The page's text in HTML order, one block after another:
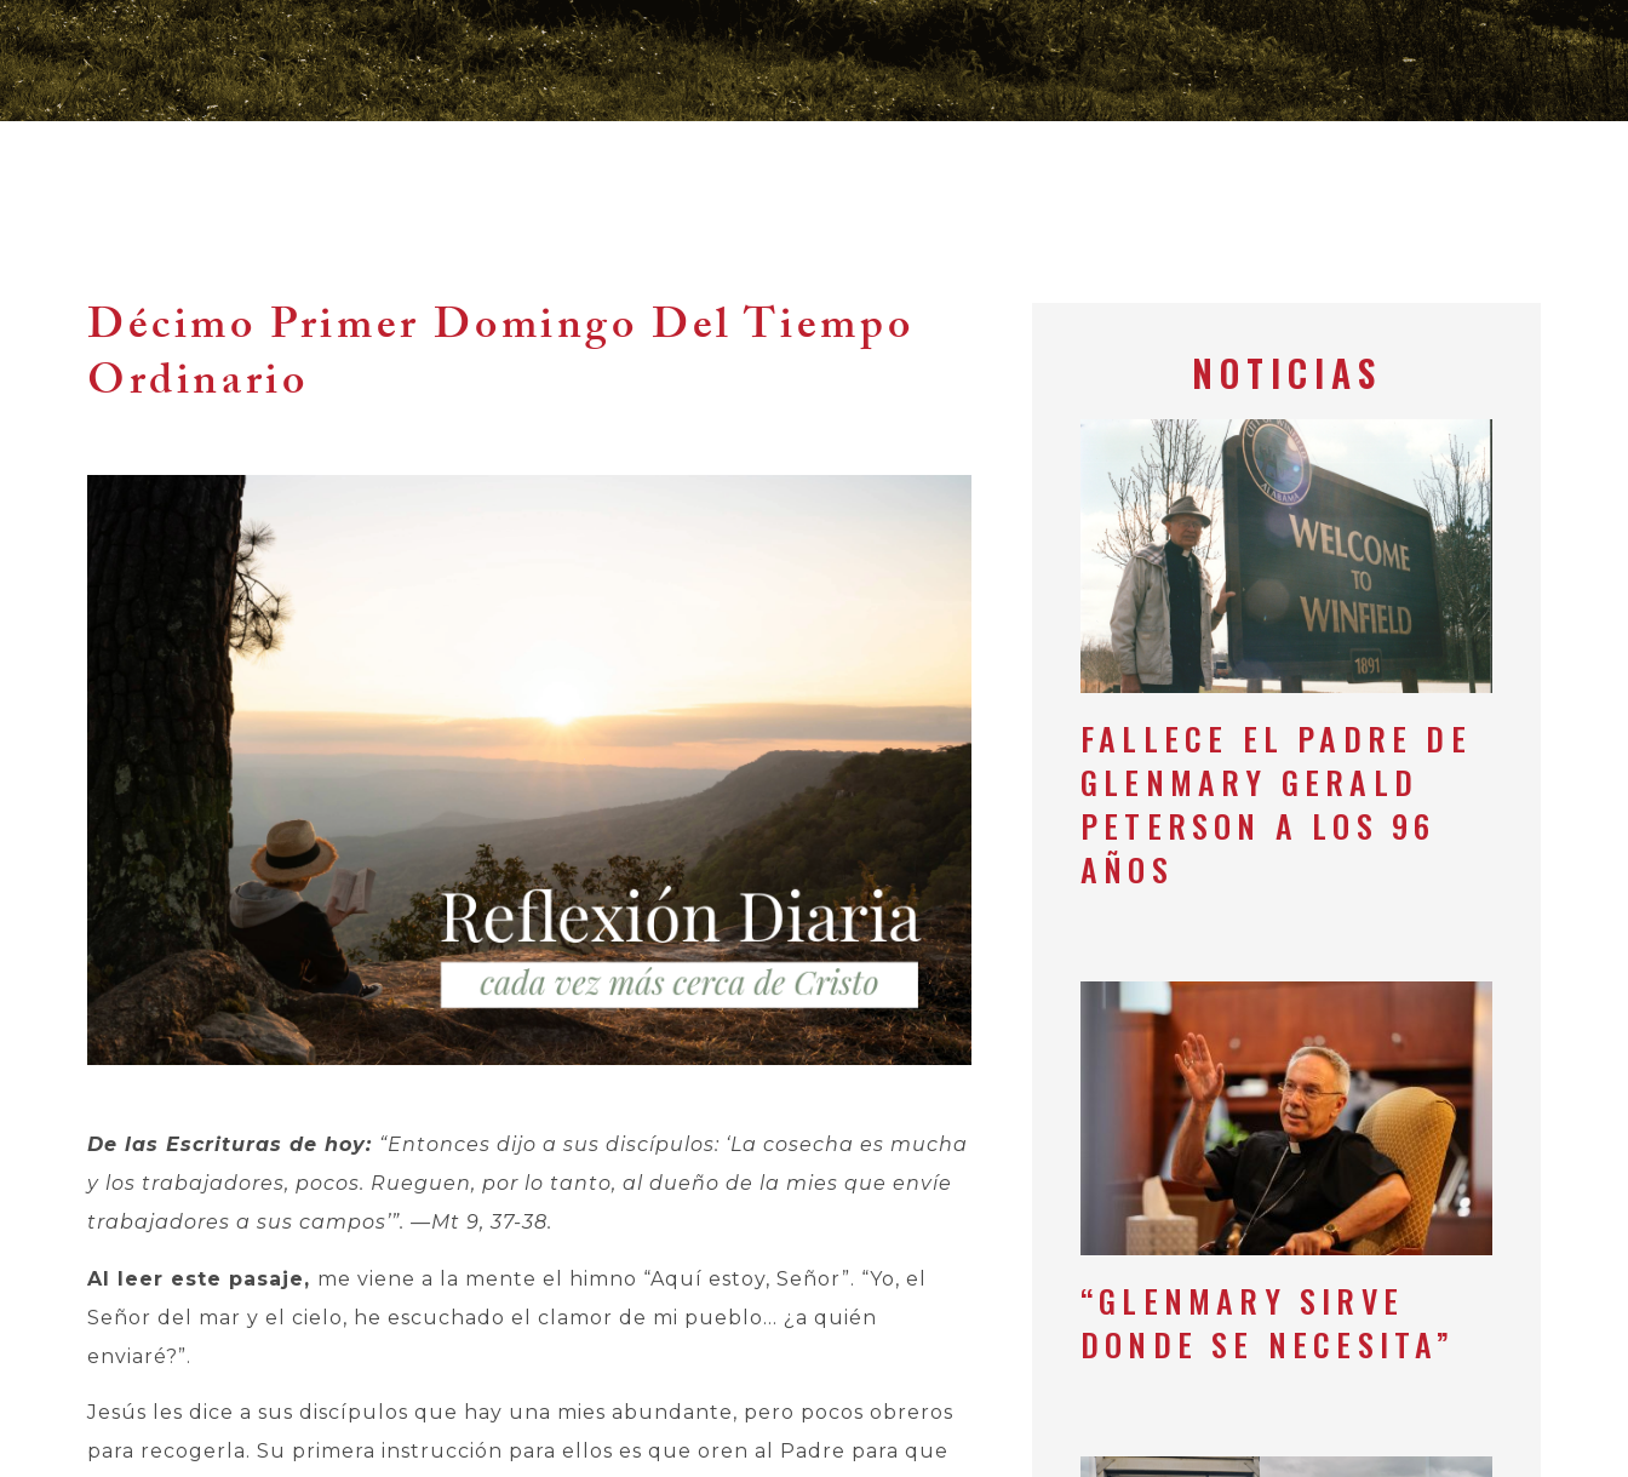
Décimo Primer Domingo Del Tiempo
Ordinario
De las Escrituras de hoy: “Entonces dijo a sus discípulos: ‘La cosecha es mucha
y los trabajadores, pocos. Rueguen, por lo tanto, al dueño de la mies que envíe
trabajadores a sus campos’”. —Mt 9, 37-38.
Al leer este pasaje, me viene a la mente el himno “Aquí estoy, Señor”. “Yo, el
Señor del mar y el cielo, he escuchado el clamor de mi pueblo… ¿a quién
enviaré?”.
Jesús les dice a sus discípulos que hay una mies abundante, pero pocos obreros
para recogerla. Su primera instrucción para ellos es que oren al Padre para que
NOTICIAS
FALLECE EL PADRE DE
GLENMARY GERALD
PETERSON A LOS 96
AÑOS
“GLENMARY SIRVE
DONDE SE NECESITA”